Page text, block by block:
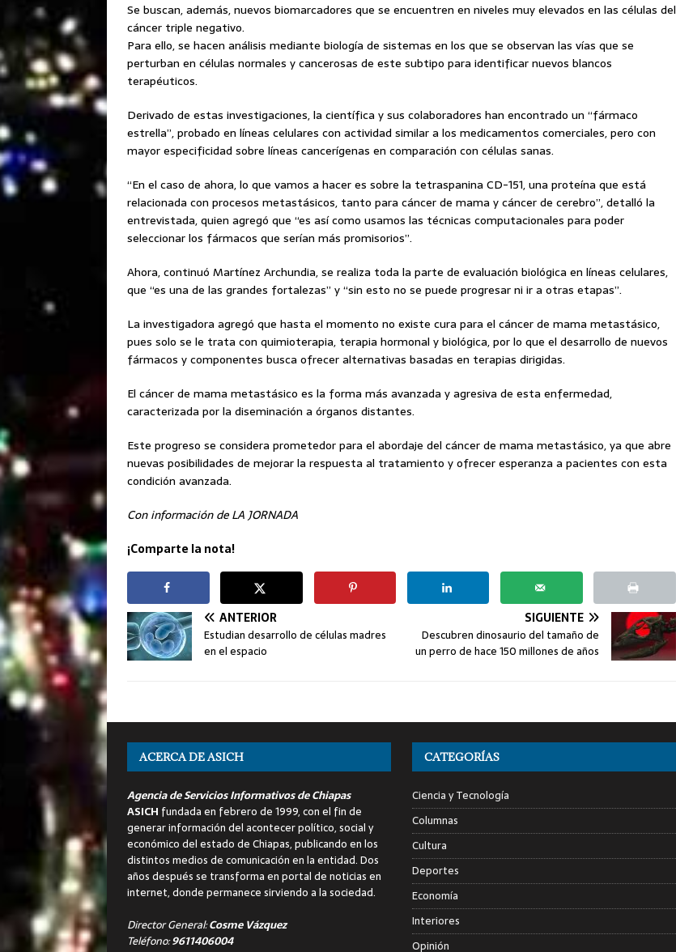
Se buscan, además, nuevos biomarcadores que se encuentren en niveles muy elevados en las células del
cáncer triple negativo.
Para ello, se hacen análisis mediante biología de sistemas en los que se observan las vías que se
perturban en células normales y cancerosas de este subtipo para identificar nuevos blancos
terapéuticos.
Derivado de estas investigaciones, la científica y sus colaboradores han encontrado un “fármaco
estrella”, probado en líneas celulares con actividad similar a los medicamentos comerciales, pero con
mayor especificidad sobre líneas cancerígenas en comparación con células sanas.
“En el caso de ahora, lo que vamos a hacer es sobre la tetraspanina CD-151, una proteína que está
relacionada con procesos metastásicos, tanto para cáncer de mama y cáncer de cerebro”, detalló la
entrevistada, quien agregó que “es así como usamos las técnicas computacionales para poder
seleccionar los fármacos que serían más promisorios”.
Ahora, continuó Martínez Archundia, se realiza toda la parte de evaluación biológica en líneas celulares,
que “es una de las grandes fortalezas” y “sin esto no se puede progresar ni ir a otras etapas”.
La investigadora agregó que hasta el momento no existe cura para el cáncer de mama metastásico,
pues solo se le trata con quimioterapia, terapia hormonal y biológica, por lo que el desarrollo de nuevos
fármacos y componentes busca ofrecer alternativas basadas en terapias dirigidas.
El cáncer de mama metastásico es la forma más avanzada y agresiva de esta enfermedad,
caracterizada por la diseminación a órganos distantes.
Este progreso se considera prometedor para el abordaje del cáncer de mama metastásico, ya que abre
nuevas posibilidades de mejorar la respuesta al tratamiento y ofrecer esperanza a pacientes con esta
condición avanzada.
Con información de LA JORNADA
¡Comparte la nota!
ANTERIOR
Estudian desarrollo de células madres
en el espacio
SIGUIENTE
Descubren dinosaurio del tamaño de
un perro de hace 150 millones de años
ACERCA DE ASICH
Agencia de Servicios Informativos de Chiapas
ASICH fundada en febrero de 1999, con el fin de
generar información del acontecer político, social y
económico del estado de Chiapas, publicando en los
distintos medios de comunicación en la entidad. Dos
años después se transforma en portal de noticias en
internet, donde permanece sirviendo a la sociedad.
Director General:Cosme Vázquez
Teléfono:9611406004
CATEGORÍAS
Ciencia y Tecnología
Columnas
Cultura
Deportes
Economía
Interiores
Opinión